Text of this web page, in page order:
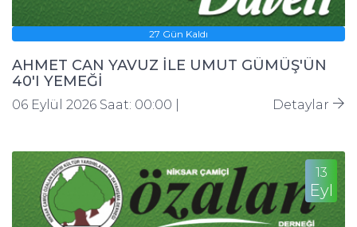
27 Gün Kaldı
AHMET CAN YAVUZ İLE UMUT GÜMÜŞ'ÜN
40'I YEMEĞİ
06 Eylül 2026 Saat: 00:00 | Detaylar
13
Eyl